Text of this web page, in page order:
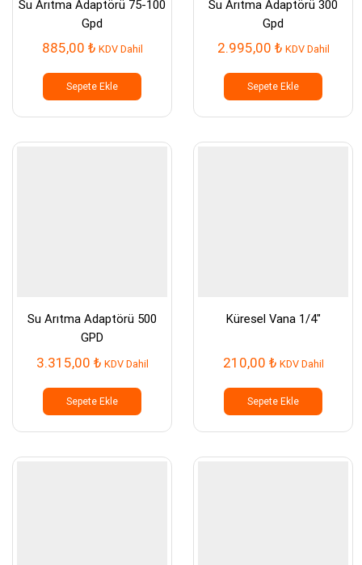
Su Arıtma Adaptörü 75-100
Gpd
885,00 ₺ KDV Dahil
Sepete Ekle
Su Arıtma Adaptörü 300
Gpd
2.995,00 ₺ KDV Dahil
Sepete Ekle
Su Arıtma Adaptörü 500
GPD
3.315,00 ₺ KDV Dahil
Sepete Ekle
Küresel Vana 1/4″
210,00 ₺ KDV Dahil
Sepete Ekle